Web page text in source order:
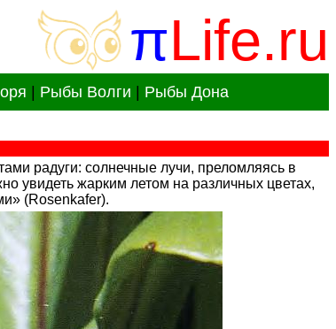
πLife.ru
Рыбы Волги Рыбы Дона
радуги: солнечные лучи, преломляясь в
увидеть жарким летом на различных цветах,
(Rosenkafer).